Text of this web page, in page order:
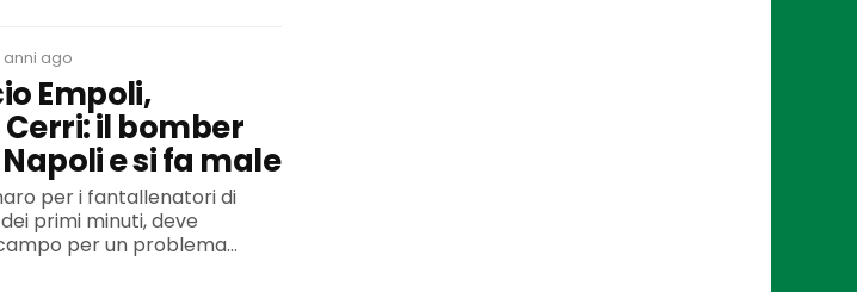
anni ago
Empoli,
il bomber
e si fa male
per i fantallenatori di
primi minuti, deve
per un problema...